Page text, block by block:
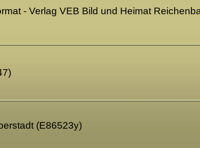
- Verlag VEB Bild und Heimat
(E86523y)